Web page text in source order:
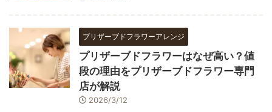
プリザーブドフラワーアレンジ
プリザーブドフラワーはなぜ高い？値
段の理由をプリザーブドフラワー専門
店が解説
2026/3/12